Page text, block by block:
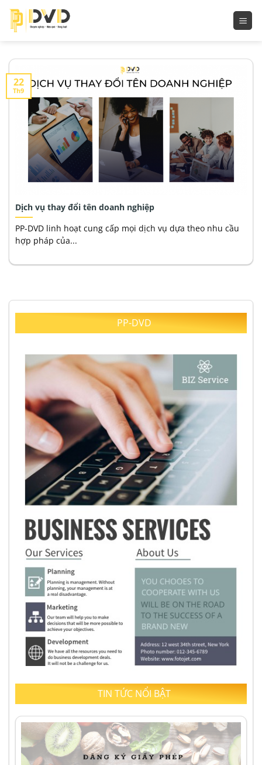
Bỏ
qua
Dịch vụ thay đổi tên doanh nghiệp
PP-DVD linh hoạt cung cấp mọi dịch vụ dựa theo nhu cầu
hợp pháp của...
22
Th9
PP-DVD
TIN TỨC NỔI BẬT